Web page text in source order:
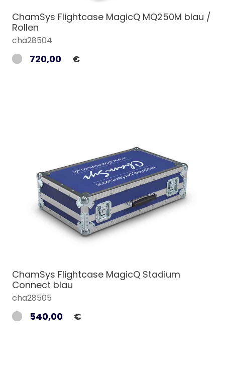
ChamSys Flightcase MagicQ MQ250M blau /
Rollen
cha28504
720,00 €
ChamSys Flightcase MagicQ Stadium
Connect blau
cha28505
540,00 €